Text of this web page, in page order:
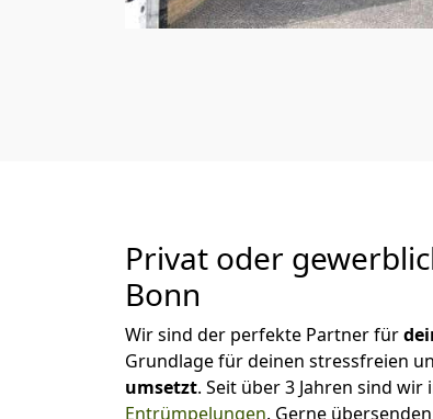
Privat oder
Bonn
Wir sind der perfekte Partner für
Grundlage für deinen stressfreien
umsetzt. Seit über 3 Jahren sind
Entrümpelungen. Gerne